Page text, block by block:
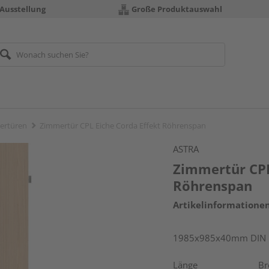
Große Produktauswahl
ASTRA
Zimmertür
Röhrenspan
1985x985x40mm
Länge